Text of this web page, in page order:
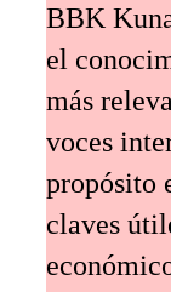
BBK
el
más
voces
propósito
claves